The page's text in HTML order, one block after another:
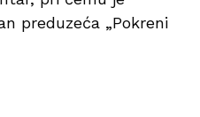
preduzeća „Pokreni